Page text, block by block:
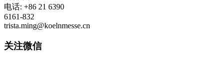
电话: +86 21 6390
6161-832
trista.ming@koelnmesse.cn
关注微信